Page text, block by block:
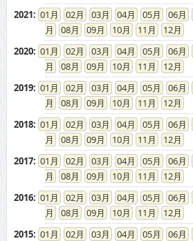
2021: 01 02 03 04 05 06
08
09 10 11
12
2020: 01 02 03 04 05 06
08
09 10 11
12
2019: 01 02 03 04 05 06
08
09 10 11
12
2018: 01 02 03 04 05 06
08
09 10 11
12
2017: 01 02 03 04 05 06
08
09 10 11
12
2016: 01 02 03 04 05 06
08
09 10 11
12
2015: 01 02 03 04 05 06